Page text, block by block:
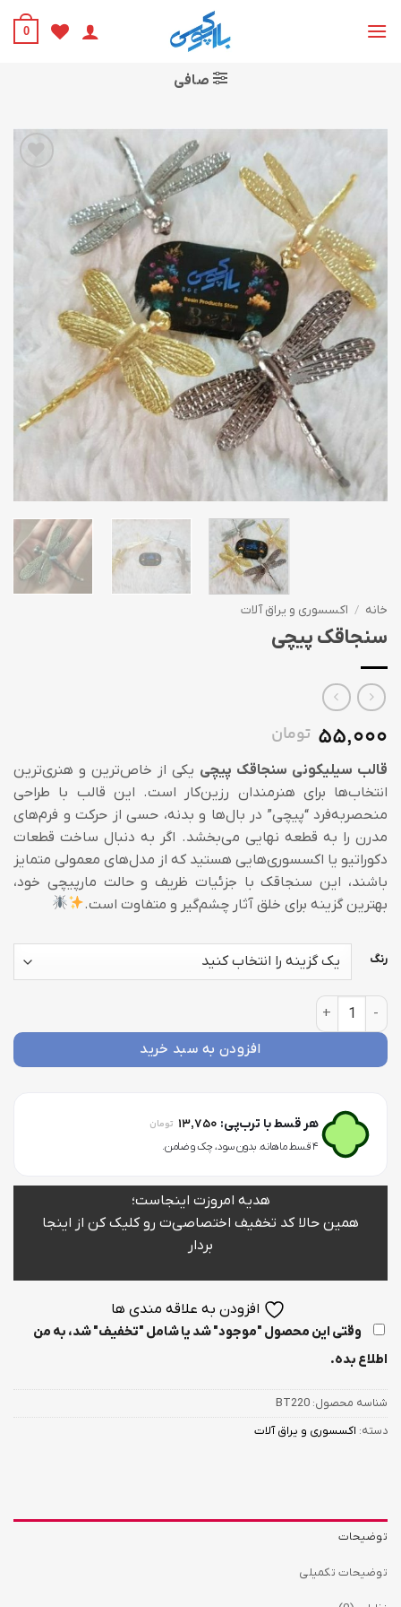
0
صافی
افزودن
خانه / اکسسوری و یراق آلات
سنجاقک پیچی
55,000 تومان
قالب سیلیکونی سنجاقک پیچی یکی از خاص‌ترین و هنری‌ترین
انتخاب‌ها برای هنرمندان رزین‌کار است. این قالب با طراحی
منحصر‌به‌فرد “پیچی” در بال‌ها و بدنه، حسی از حرکت و فرم‌های
مدرن را به قطعه نهایی می‌بخشد. اگر به دنبال ساخت قطعات
دکوراتیو یا اکسسوری‌هایی هستید که از مدل‌های معمولی متمایز
باشند، این سنجاقک با جزئیات ظریف و حالت مارپیچی خود،
بهترین گزینه برای خلق آثار چشم‌گیر و متفاوت است.
رنگ
سنجاقک پیچی عدد
افزودن به سبد خرید
هر قسط با ترب‌پی: 13,750 تومان
۴ قسط ماهانه. بدون سود، چک و ضامن.
هدیه امروزت اینجاست؛
همین حالا کد تخفیف اختصاصی‌ت رو کلیک کن از اینجا
بردار
افزودن به علاقه مندی ها
وقتی این محصول "موجود" شد یا شامل "تخفیف" شد، به من
اطلاع بده.
شناسه محصول: BT220
دسته: اکسسوری و یراق آلات
توضیحات
توضیحات تکمیلی